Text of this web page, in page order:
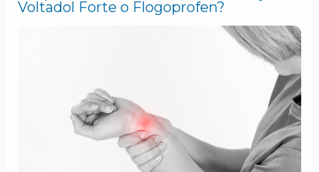
Voltadol Forte o Flogoprofen?